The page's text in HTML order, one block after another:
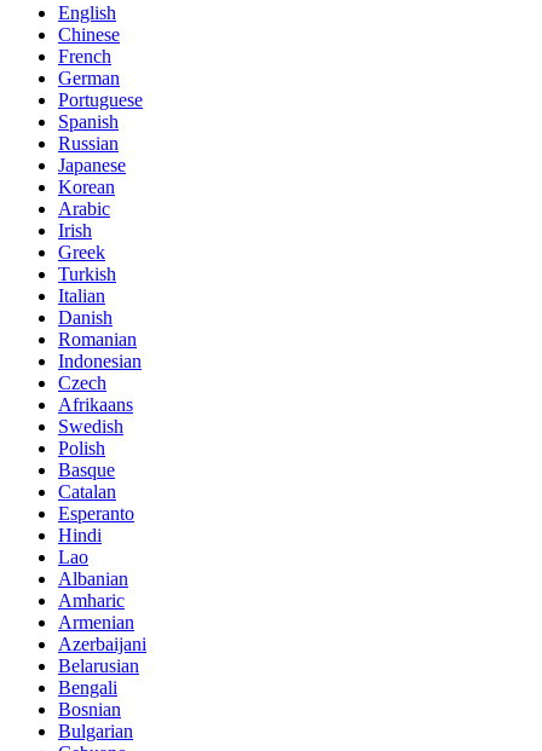
English
Chinese
French
German
Portuguese
Spanish
Russian
Japanese
Korean
Arabic
Irish
Greek
Turkish
Italian
Danish
Romanian
Indonesian
Czech
Afrikaans
Swedish
Polish
Basque
Catalan
Esperanto
Hindi
Lao
Albanian
Amharic
Armenian
Azerbaijani
Belarusian
Bengali
Bosnian
Bulgarian